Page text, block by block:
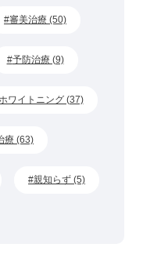
審美治療 (50)
予防治療 (9)
ワイトニング (37)
療 (63)
親知らず (5)